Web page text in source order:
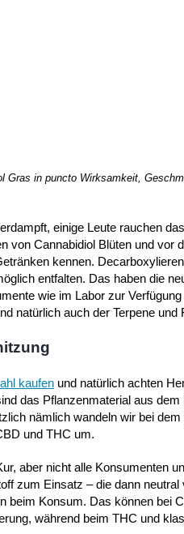
Gras in puncto Wirksamkeit,
einige Leute rauchen
Cannabidiol Blüten und vor
kennen.
entfalten. Das haben die
wie im Labor zur
natürlich auch der Terpene
kaufen und natürlich achten
das Pflanzenmaterial aus
nämlich wandeln wir bei
und THC um.
aber nicht alle Konsumenten
zum Einsatz – die dann
beim Konsum. Das können bei
während beim THC und